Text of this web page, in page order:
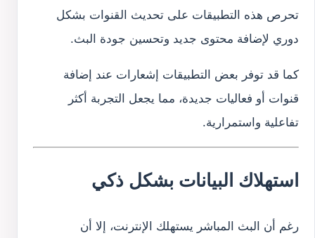
تحرص هذه التطبيقات على تحديث القنوات بشكل
دوري لإضافة محتوى جديد وتحسين جودة البث.
كما قد توفر بعض التطبيقات إشعارات عند إضافة
قنوات أو فعاليات جديدة، مما يجعل التجربة أكثر
تفاعلية واستمرارية.
استهلاك البيانات بشكل ذكي
رغم أن البث المباشر يستهلك الإنترنت، إلا أن